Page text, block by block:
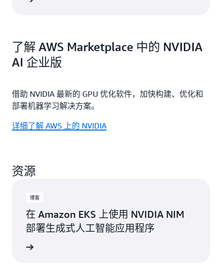
了解 AWS Marketplace 中的 NVIDIA
AI 企业版
借助 NVIDIA 最新的 GPU 优化软件，加快构建、优化和
部署机器学习解决方案。
详细了解 AWS 上的 NVIDIA
资源
博客
在 Amazon EKS 上使用 NVIDIA NIM
部署生成式人工智能应用程序